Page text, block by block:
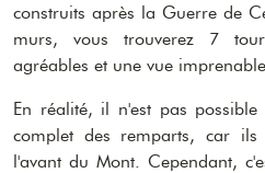
construits après la Guerre de
murs, vous trouverez 7
agréables et une vue
En réalité, il n'est pas
complet des remparts, car ils
l'avant du Mont. Cependant,